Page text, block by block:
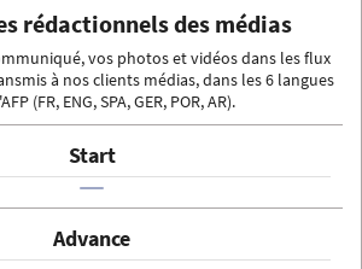
rédactionnels des médias
vos photos et vidéos dans les flux
à nos clients médias, dans les 6 langues
(FR, ENG, SPA, GER, POR, AR).